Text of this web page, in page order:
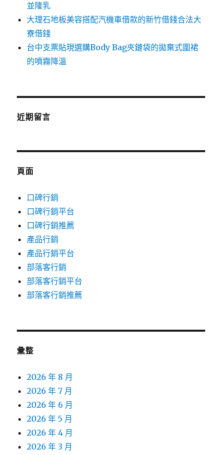
並隆乳
大理石地板美容搭配汽機車借款的新竹借錢合法大
寮借錢
台中支票貼現選購Body Bag夾鏈袋的拋棄式圍裙
的噴霧降溫
近期留言
頁面
口碑行銷
口碑行銷平台
口碑行銷推薦
產品行銷
產品行銷平台
部落客行銷
部落客行銷平台
部落客行銷推薦
彙整
2026 年 8 月
2026 年 7 月
2026 年 6 月
2026 年 5 月
2026 年 4 月
2026 年 3 月